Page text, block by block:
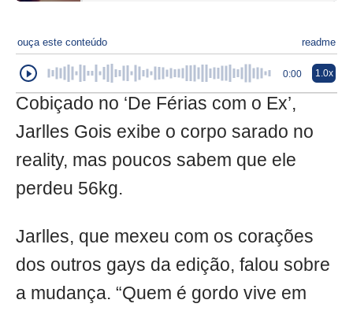
ouça este conteúdo readme
0:00 1.0x
Cobiçado no ‘De Férias com o Ex’,
Jarlles Gois exibe o corpo sarado no
reality, mas poucos sabem que ele
perdeu 56kg.
Jarlles, que mexeu com os corações
dos outros gays da edição, falou sobre
a mudança. “Quem é gordo vive em